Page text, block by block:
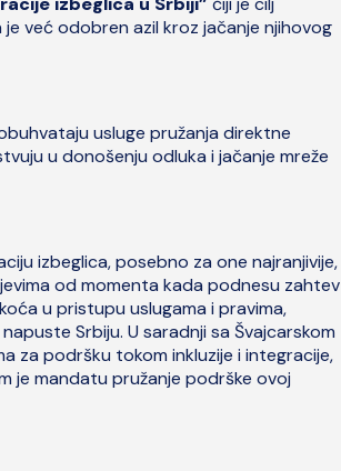
već odobren azil kroz jačanje njihovog
usluge pružanja direktne
u donošenju odluka i jačanje mreže
izbeglica, posebno za one najranjivije,
od momenta kada podnesu zahtev
u pristupu uslugama i pravima,
Srbiju. U saradnji sa Švajcarskom
za podršku tokom inkluzije i integracije,
je mandatu pružanje podrške ovoj